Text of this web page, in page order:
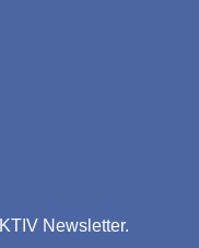
Newsletter.